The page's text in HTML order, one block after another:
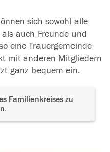
sich sowohl alle
auch Freunde und
eine Trauergemeinde
mit anderen Mitgliedern
ganz bequem ein.
Familienkreises zu